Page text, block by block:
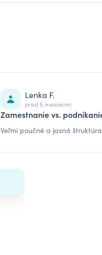
Lenka F.
pred 5 mesiacmi
Zamestnanie vs.
Veľmi poučné a jasná